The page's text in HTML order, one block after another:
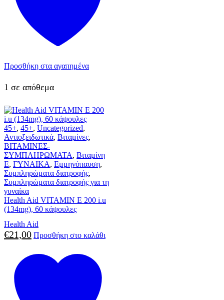
Προσθήκη στα αγαπημένα
1 σε απόθεμα
45+, 45+, Uncategorized,
Αντιοξειδωτικά, Βιταμίνες,
ΒΙΤΑΜΙΝΕΣ-
ΣΥΜΠΛΗΡΩΜΑΤΑ, Βιταμίνη
E, ΓΥΝΑΙΚΑ, Εμμηνόπαυση,
Συμπληρώματα διατροφής,
Συμπληρώματα διατροφής για τη
γυναίκα
Health Aid VITAMIN E 200 i.u
(134mg), 60 κάψουλες
Health Aid
€21,00 Προσθήκη στο καλάθι